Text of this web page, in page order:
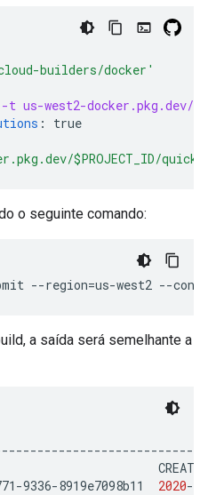
builders/docker'
us-west2-docker.pkg.dev/
:
true
$PROJECT_ID/
o seguinte comando:
--region=us-west2 --
a saída será semelhante a
9336-8919e7098b11
2020-